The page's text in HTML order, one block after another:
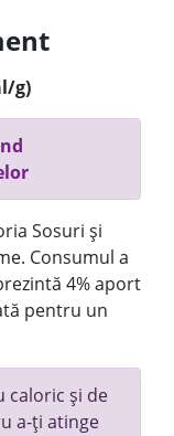
g)
Sosuri și
Consumul a
4% aport
pentru un
caloric și de
a-ți atinge